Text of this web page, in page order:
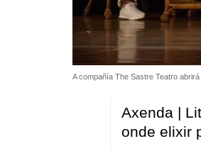
A compañía The Sastre Teatro
Axenda |
onde elixir